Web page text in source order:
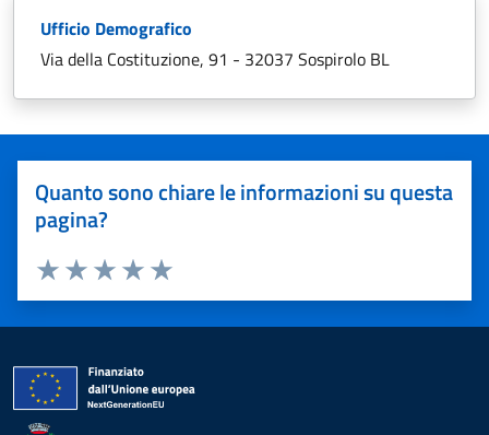
Ufficio Demografico
Via della Costituzione, 91 - 32037 Sospirolo BL
Quanto sono chiare le informazioni su questa
pagina?
Valuta 5 stelle su 5
Valuta 4 stelle su 5
Valuta 3 stelle su 5
Valuta 2 stelle su 5
Valuta 1 stelle su 5